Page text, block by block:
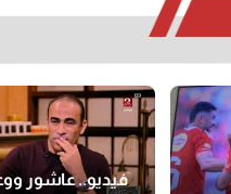
فيديو.. عاشور